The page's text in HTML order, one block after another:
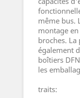
même bus.
montage en
broches.
également
boîtiers
les
traits: